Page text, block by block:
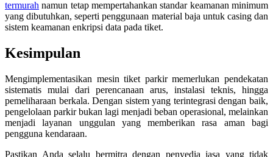
termurah namun tetap mempertahankan standar keamanan minimum
yang dibutuhkan, seperti penggunaan material baja untuk casing dan
sistem keamanan enkripsi data pada tiket.
Kesimpulan
Mengimplementasikan mesin tiket parkir memerlukan pendekatan
sistematis mulai dari perencanaan arus, instalasi teknis, hingga
pemeliharaan berkala. Dengan sistem yang terintegrasi dengan baik,
pengelolaan parkir bukan lagi menjadi beban operasional, melainkan
menjadi layanan unggulan yang memberikan rasa aman bagi
pengguna kendaraan.
Pastikan Anda selalu bermitra dengan penyedia jasa yang tidak